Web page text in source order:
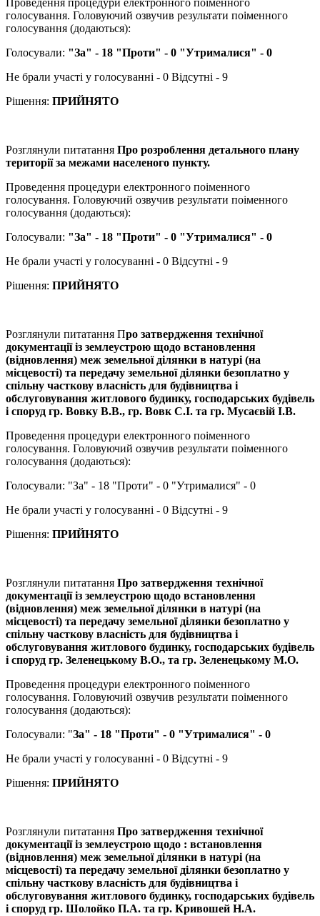
Проведення процедури електронного поіменного
голосування. Головуючий озвучив результати поіменного
голосування (додаються):
Голосували: "За" - 18 "Проти" - 0 "Утрималися" - 0
Не брали участі у голосуванні - 0 Відсутні - 9
Рішення: ПРИЙНЯТО
Розглянули питатання Про розроблення детального плану
території за межами населеного пункту.
Проведення процедури електронного поіменного
голосування. Головуючий озвучив результати поіменного
голосування (додаються):
Голосували: "За" - 18 "Проти" - 0 "Утрималися" - 0
Не брали участі у голосуванні - 0 Відсутні - 9
Рішення: ПРИЙНЯТО
Розглянули питатання Про затвердження технічної
документації із землеустрою щодо встановлення
(відновлення) меж земельної ділянки в натурі (на
місцевості) та передачу земельної ділянки безоплатно у
спільну часткову власність для будівництва і
обслуговування житлового будинку, господарських будівель
і споруд гр. Вовку В.В., гр. Вовк С.І. та гр. Мусаєвій І.В.
Проведення процедури електронного поіменного
голосування. Головуючий озвучив результати поіменного
голосування (додаються):
Голосували: "За" - 18 "Проти" - 0 "Утрималися" - 0
Не брали участі у голосуванні - 0 Відсутні - 9
Рішення: ПРИЙНЯТО
Розглянули питатання Про затвердження технічної
документації із землеустрою щодо встановлення
(відновлення) меж земельної ділянки в натурі (на
місцевості) та передачу земельної ділянки безоплатно у
спільну часткову власність для будівництва і
обслуговування житлового будинку, господарських будівель
і споруд гр. Зеленецькому В.О., та гр. Зеленецькому М.О.
Проведення процедури електронного поіменного
голосування. Головуючий озвучив результати поіменного
голосування (додаються):
Голосували: "За" - 18 "Проти" - 0 "Утрималися" - 0
Не брали участі у голосуванні - 0 Відсутні - 9
Рішення: ПРИЙНЯТО
Розглянули питатання Про затвердження технічної
документації із землеустрою щодо : встановлення
(відновлення) меж земельної ділянки в натурі (на
місцевості) та передачу земельної ділянки безоплатно у
спільну часткову власність для будівництва і
обслуговування житлового будинку, господарських будівель
і споруд гр. Шолойко П.А. та гр. Кривошей Н.А.